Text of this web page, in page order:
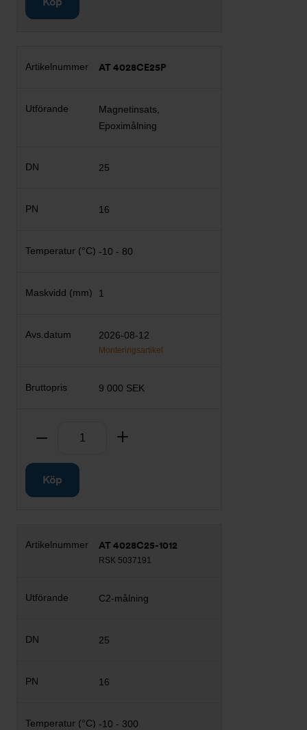
AT 4028CE25P
Magnetinsats,
Epoximålning
25
16
-10 - 80
1
2026-08-12
Monteringsartikel
9 000 SEK
Ta bort
Köp
AT 4028C25-1012
RSK 5037191
C2-målning
25
16
-10 - 300